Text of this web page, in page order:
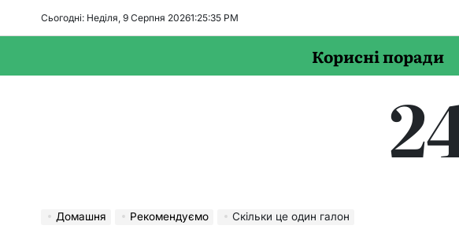
Сьогодні: Неділя, 9 Серпня 20261:25:36 PM
Корисні поради
Домашня Рекомендуємо Скільки це один галон